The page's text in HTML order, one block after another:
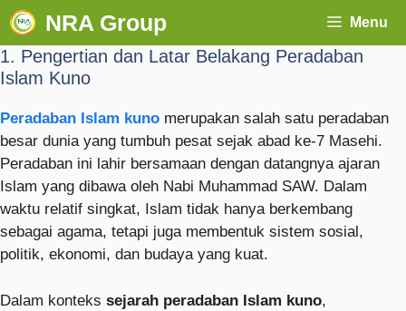
NRA Group Menu
1. Pengertian dan Latar Belakang Peradaban
Islam Kuno
Peradaban Islam kuno merupakan salah satu peradaban
besar dunia yang tumbuh pesat sejak abad ke-7 Masehi.
Peradaban ini lahir bersamaan dengan datangnya ajaran
Islam yang dibawa oleh Nabi Muhammad SAW. Dalam
waktu relatif singkat, Islam tidak hanya berkembang
sebagai agama, tetapi juga membentuk sistem sosial,
politik, ekonomi, dan budaya yang kuat.
Dalam konteks sejarah peradaban Islam kuno,